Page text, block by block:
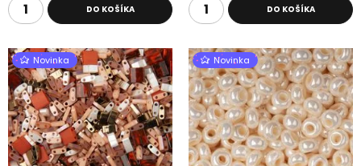
DO KOŠÍKA DO KOŠÍKA
Novinka Novinka